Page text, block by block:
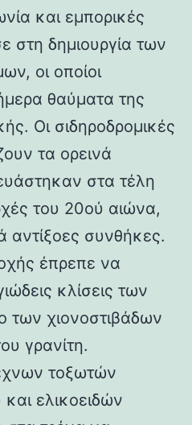
και εμπορικές
στη δημιουργία των
οι οποίοι
θαύματα της
Οι σιδηροδρομικές
τα ορεινά
στα τέλη
του 20ού αιώνα,
αντίξοες συνθήκες.
έπρεπε να
κλίσεις των
των χιονοστιβάδων
γρανίτη.
τοξωτών
ελικοειδών